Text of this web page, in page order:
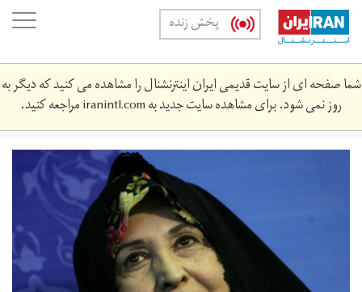
Skip
main
content
پخش زنده
شما صفحه ای از سایت قدیمی ایران اینترنشنال را مشاهده می کنید که دیگر به
روز نمی شود. برای مشاهده سایت جدید بهiranintl.comمراجعه کنید.
37460777_403.jpg